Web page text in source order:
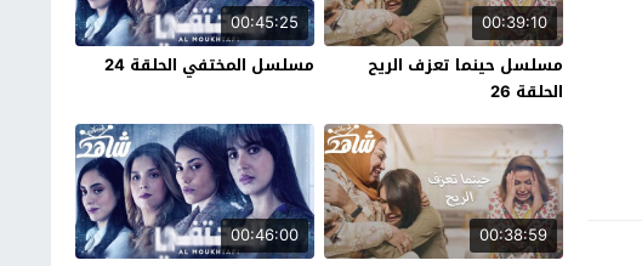
00:39:10
مسلسل حينما تعزف الريح
الحلقة 26
00:45:25
مسلسل المختفي الحلقة 24
00:38:59
00:46:00